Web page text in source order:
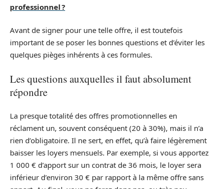
professionnel ?
Avant de signer pour une telle offre, il est toutefois
important de se poser les bonnes questions et d’éviter les
quelques pièges inhérents à ces formules.
Les questions auxquelles il faut absolument
répondre
La presque totalité des offres promotionnelles en
réclament un, souvent conséquent (20 à 30%), mais il n’a
rien d’obligatoire. Il ne sert, en effet, qu’à faire légèrement
baisser les loyers mensuels. Par exemple, si vous apportez
1 000 € d’apport sur un contrat de 36 mois, le loyer sera
inférieur d’environ 30 € par rapport à la même offre sans